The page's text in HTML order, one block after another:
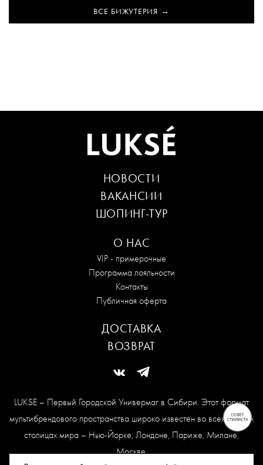
ВСЕ БИЖУТЕРИЯ
LUKSE – Первый Городской Универмаг в Сибири. Этот формат
мультибрендового пространства широко известен во всех модных
столицах мира – Нью-Йорке, Лондоне, Париже, Милане,
Москве.
О НАС
VIP - примерочные
Программа лояльности
Контакты
Публичная оферта
НОВОСТИ
ВАКАНСИИ
ШОПИНГ-ТУР
ДОСТАВКА
ВОЗВРАТ